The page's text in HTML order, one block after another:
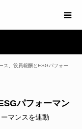
ス、役員報酬とESGパフォー
パフォーマン